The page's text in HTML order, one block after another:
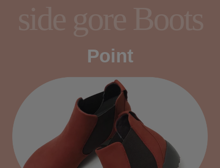
Point